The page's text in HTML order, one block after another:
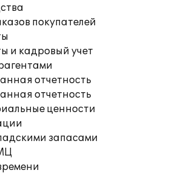
покупателей
и кадровый учет
отчетность
отчетность
ценности
запасами